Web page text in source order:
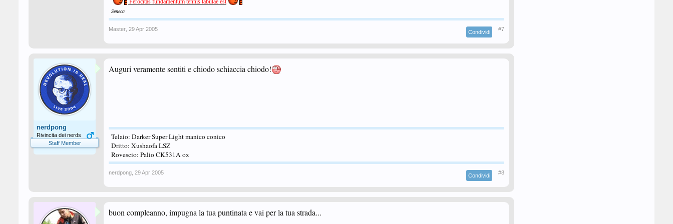
Ferocitas fundamentum tennis tabulae est
Seneca
Master 29 Apr 2005 Condividi #7
nerdpong
Rivincita dei nerds
Staff Member
Auguri veramente sentiti e chiodo schiaccia chiodo!
Telaio: Darker Super Light manico conico
Dritto: Xushaofa LSZ
Rovescio: Palio CK531A ox
nerdpong 29 Apr 2005 Condividi #8
buon compleanno, impugna la tua puntinata e vai per la tua strada...